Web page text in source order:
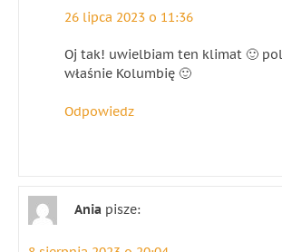
26 lipca 2023 o 11:36
Oj tak! uwielbiam ten klimat 🙂
właśnie Kolumbię 🙂
Odpowiedz
Ania pisze: